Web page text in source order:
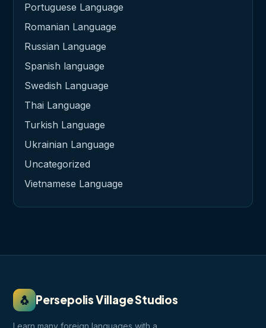
Portuguese Language
Romanian Language
Russian Language
Spanish language
Swedish Language
Thai Language
Turkish Language
Ukrainian Language
Uncategorized
Vietnamese Language
🐧 Persepolis Village Studios
Learn many foreign languages with a